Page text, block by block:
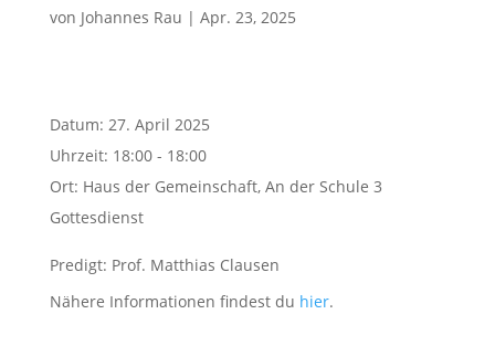
von Johannes Rau | Apr. 23, 2025
Datum: 27. April 2025
Uhrzeit: 18:00 - 18:00
Ort: Haus der Gemeinschaft, An der Schule 3
Gottesdienst
Predigt: Prof. Matthias Clausen
Nähere Informationen findest du hier.